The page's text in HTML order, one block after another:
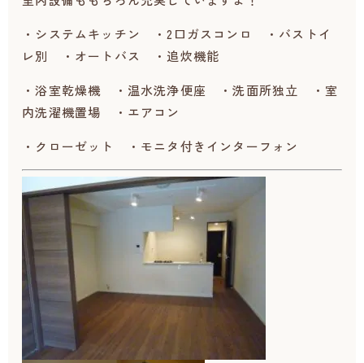
・システムキッチン ・2口ガスコンロ ・バストイ
レ別 ・オートバス ・追炊機能
・浴室乾燥機 ・温水洗浄便座 ・洗面所独立 ・室
内洗濯機置場 ・エアコン
・クローゼット ・モニタ付きインターフォン